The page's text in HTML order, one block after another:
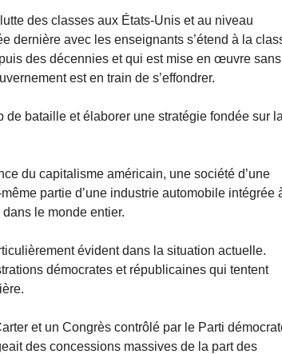
des classes aux États-Unis et au niveau
dernière avec les enseignants s’étend à la
des décennies et qui est mise en œuvre sans
est en train de s’effondrer.
bataille et élaborer une stratégie fondée sur
du capitalisme américain, une société d’une
partie d’une industrie automobile intégrée
le monde entier.
évident dans la situation actuelle.
démocrates et républicaines qui tentent
et un Congrès contrôlé par le Parti
des concessions massives de la part des